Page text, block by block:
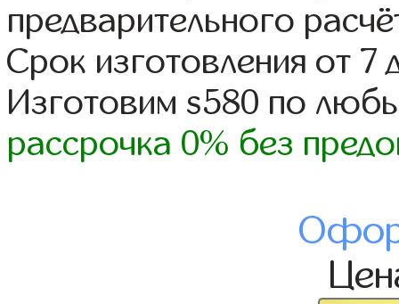
предварительного
Срок изготовления от 7
Изготовим s580 по
рассрочка 0% без